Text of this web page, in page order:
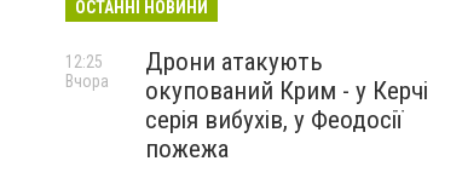
ОСТАННІ НОВИНИ
Дрони атакують
окупований Крим - у Керчі
серія вибухів, у Феодосії
пожежа
12:25
Вчора